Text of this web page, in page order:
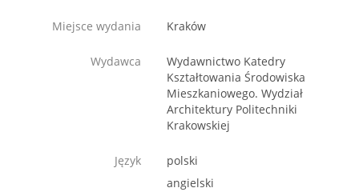
Miejsce wydania Kraków
Wydawca
Wydawnictwo Katedry
Kształtowania Środowiska
Mieszkaniowego. Wydział
Architektury Politechniki
Krakowskiej
Język
polski
angielski